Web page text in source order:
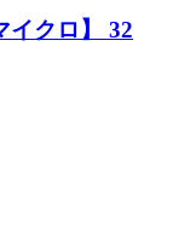
イクロ】 32